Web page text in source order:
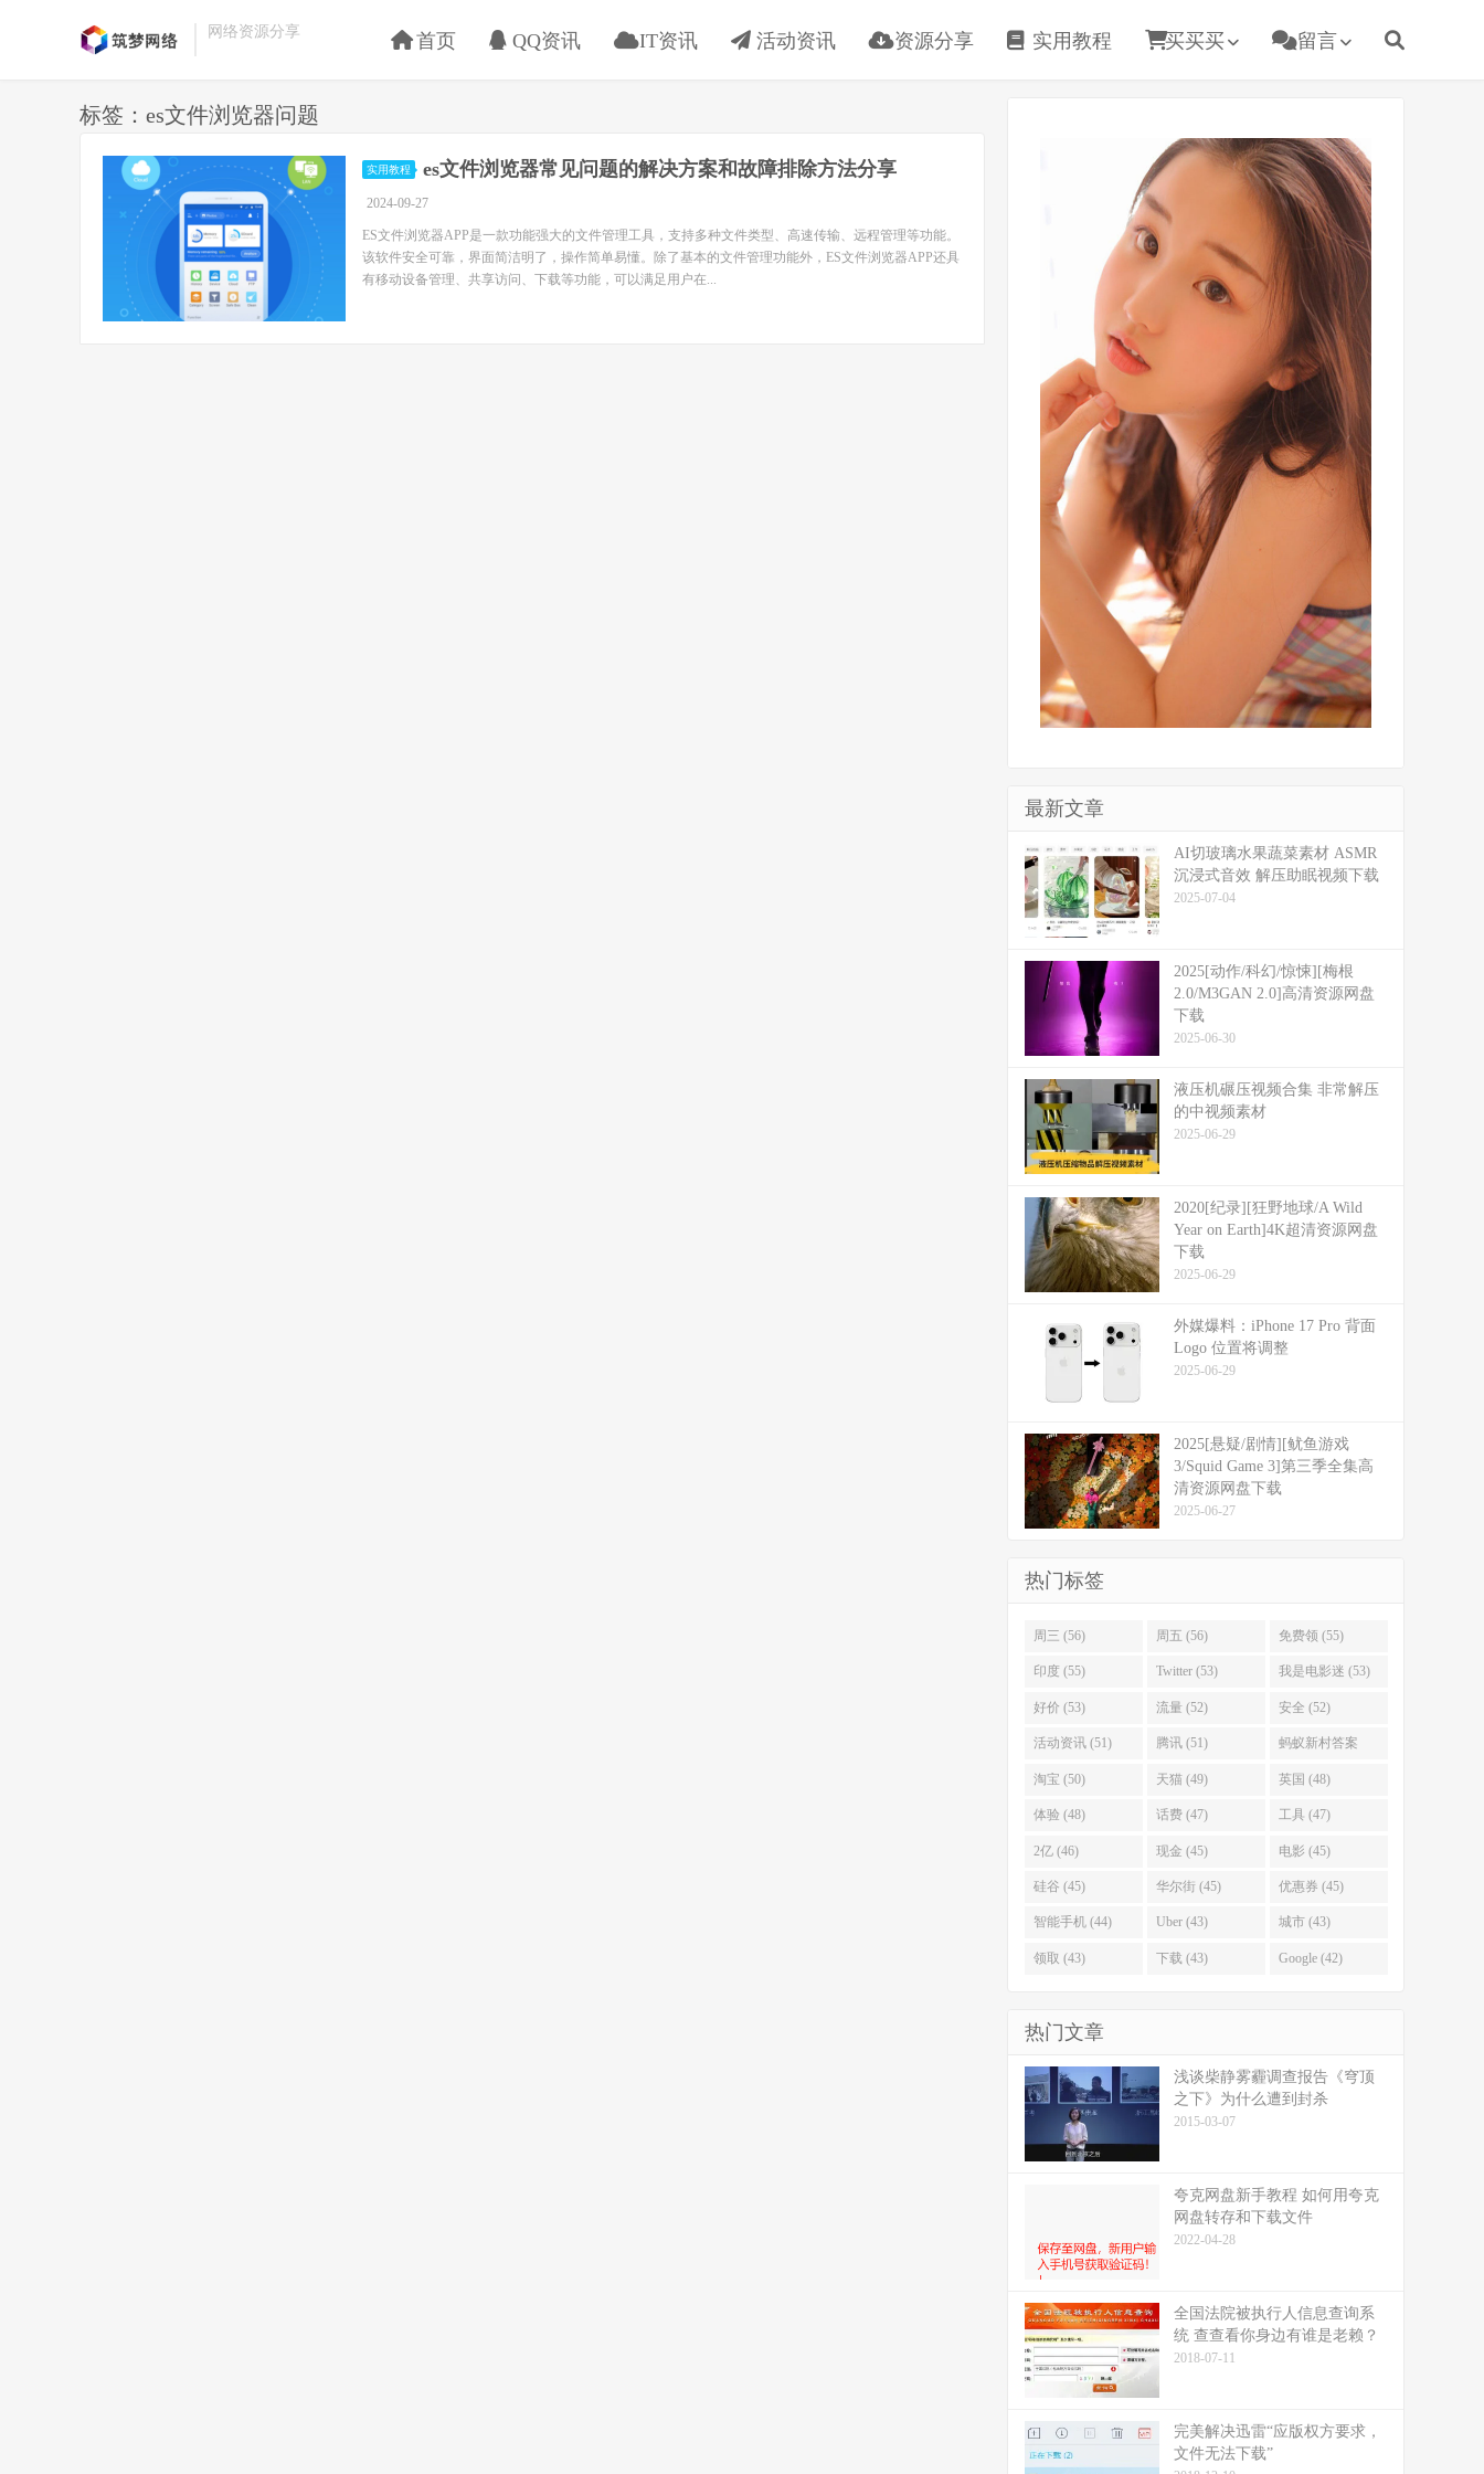
网络资源分享 首页 QQ资讯 IT资讯 活动资讯 资源分享 实用教程 买买买 留言
标签：es文件浏览器问题
实用教程 es文件浏览器常见问题的解决方案和故障排除方法分享
2024-09-27
ES文件浏览器APP是一款功能强大的文件管理工具，支持多种文件类型、高速传输、远程管理等功能。
该软件安全可靠，界面简洁明了，操作简单易懂。除了基本的文件管理功能外，ES文件浏览器APP还具
有移动设备管理、共享访问、下载等功能，可以满足用户在...
最新文章
​​AI切玻璃水果蔬菜素材 ASMR
沉浸式音效 解压助眠视频下载
2025-07-04
2025[动作/科幻/惊悚][梅根
2.0/M3GAN 2.0]高清资源网盘
下载
2025-06-30
液压机碾压视频合集 非常解压
的中视频素材
2025-06-29
2020[纪录][狂野地球/A Wild
Year on Earth]4K超清资源网盘
下载
2025-06-29
外媒爆料：​​iPhone 17 Pro 背面
Logo 位置将调整​​
2025-06-29
2025[悬疑/剧情][鱿鱼游戏
3/Squid Game 3]第三季全集高
清资源网盘下载
2025-06-27
热门标签
周三 (56) 周五 (56) 免费领 (55)
印度 (55) Twitter (53) 我是电影迷 (53)
好价 (53) 流量 (52) 安全 (52)
活动资讯 (51) 腾讯 (51) 蚂蚁新村答案
(51)
淘宝 (50) 天猫 (49) 英国 (48)
体验 (48) 话费 (47) 工具 (47)
2亿 (46) 现金 (45) 电影 (45)
硅谷 (45) 华尔街 (45) 优惠券 (45)
智能手机 (44) Uber (43) 城市 (43)
领取 (43) 下载 (43) Google (42)
热门文章
浅谈柴静雾霾调查报告《穹顶
之下》为什么遭到封杀
2015-03-07
夸克网盘新手教程 如何用夸克
网盘转存和下载文件
2022-04-28
全国法院被执行人信息查询系
统 查查看你身边有谁是老赖？
2018-07-11
完美解决迅雷“应版权方要求，
文件无法下载”